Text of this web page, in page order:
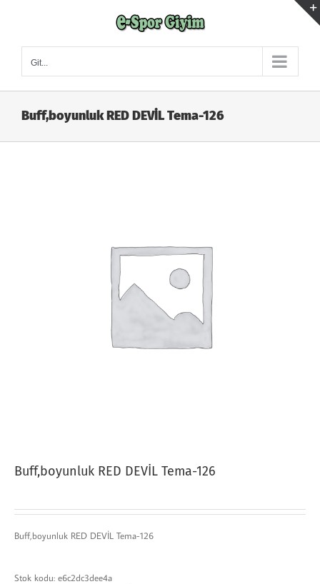
Git...
Buff,boyunluk RED DEVİL Tema-126
Buff,boyunluk RED DEVİL Tema-126
Buff,boyunluk RED DEVİL Tema-126
Stok kodu: e6c2dc3dee4a